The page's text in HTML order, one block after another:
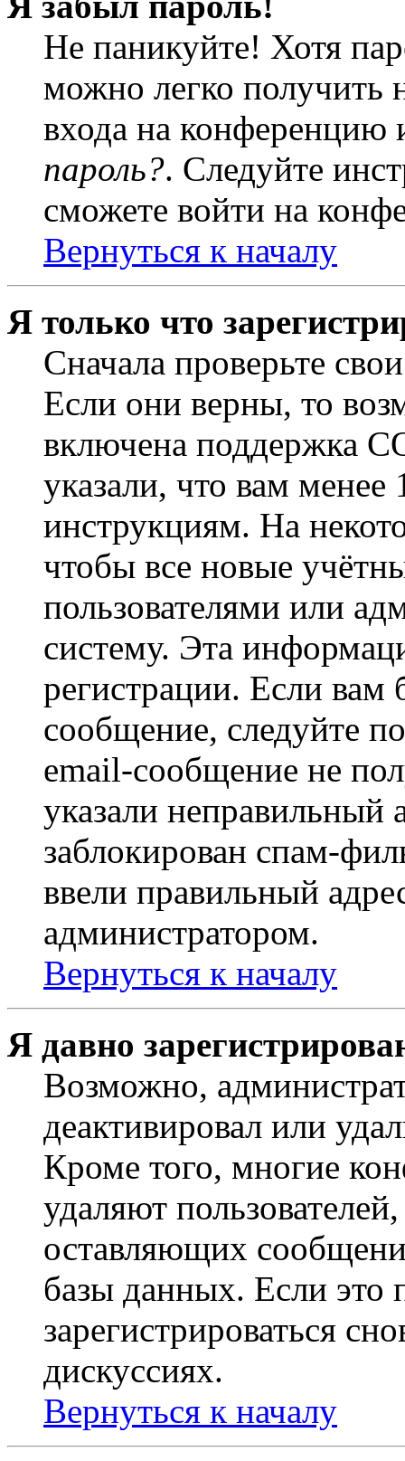
Не паникуйте! Хотя
можно легко получить
входа на
пароль?. Следуйте
сможете войти на
Вернуться к началу
Я только что
Сначала проверьте
Если они верны, то
включена поддержка
указали, что вам
инструкциям. На
чтобы все новые
пользователями или
систему. Эта
регистрации. Если
сообщение, следуйте
email-сообщение не
указали неправильный
заблокирован спам-
ввели правильный
администратором.
Вернуться к началу
Я давно
Возможно,
деактивировал или
Кроме того, многие
удаляют
оставляющих
базы данных. Если это
зарегистрироваться
дискуссиях.
Вернуться к началу